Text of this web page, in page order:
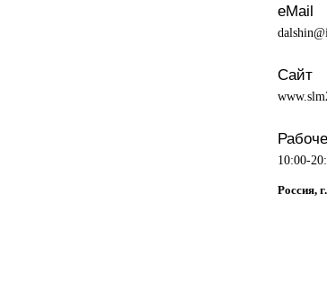
eMail
Сайт
10:00-
Россия,